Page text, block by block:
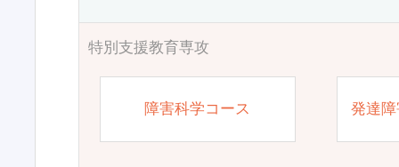
特別支援教育専攻
障害科学コース 発達